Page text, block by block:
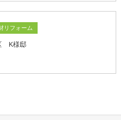
リフォーム
K様邸